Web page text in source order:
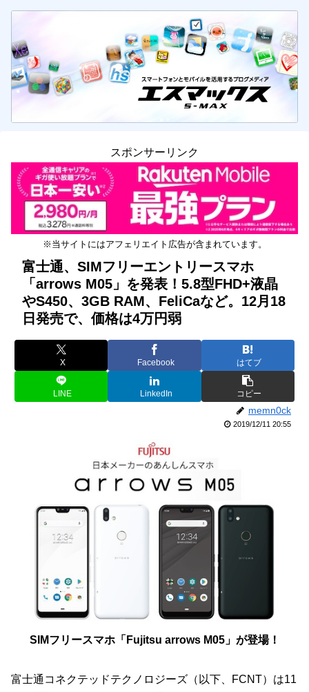
スポンサーリンク
※当サイトにはアフェリエイト広告が含まれています。
富士通、SIMフリーエントリースマホ
「arrows M05」を発表！5.8型FHD+液晶
やS450、3GB RAM、FeliCaなど。12月18
日発売で、価格は4万円弱
X Facebook はてブ
LINE LinkedIn コピー
memn0ck
2019/12/11 20:55
SIMフリースマホ「Fujitsu arrows M05」が登場！
富士通コネクテッドテクノロジーズ（以下、FCNT）は11